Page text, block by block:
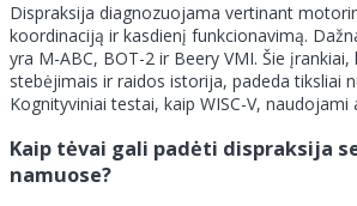
Dispraksija diagnozuojama vertinant
koordinaciją ir kasdienį funkcionavimą.
yra M-ABC, BOT-2 ir Beery VMI. Šie įrankiai,
stebėjimais ir raidos istorija, padeda tiksliai
Kognityviniai testai, kaip WISC-V, naudojami
Kaip tėvai gali padėti dispraksija
namuose?